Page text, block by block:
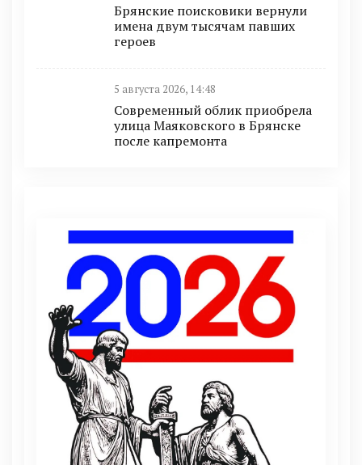
Брянские поисковики вернули
имена двум тысячам павших
героев
5 августа 2026, 14:48
Современный облик приобрела
улица Маяковского в Брянске
после капремонта